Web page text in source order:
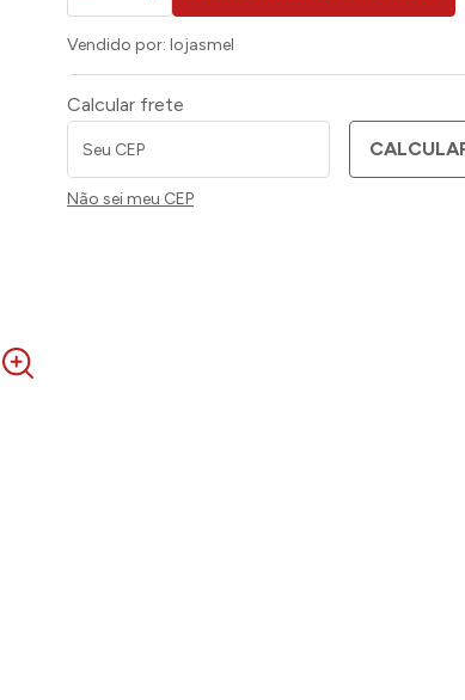
Vendido por: lojasmel
Calcular frete
Não sei meu CEP